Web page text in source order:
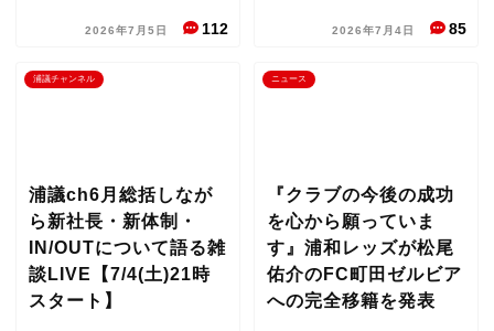
2026年7月5日 112 2026年7月4日 85
浦議チャンネル
浦議ch6月総括しなが
ら新社長・新体制・
IN/OUTについて語る雑
談LIVE【7/4(土)21時
スタート】
ニュース
『クラブの今後の成功
を心から願っていま
す』浦和レッズが松尾
佑介のFC町田ゼルビア
への完全移籍を発表